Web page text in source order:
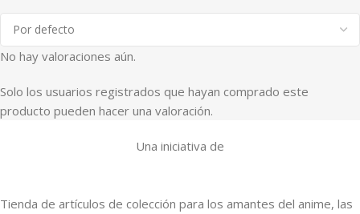
No hay valoraciones aún.
Solo los usuarios registrados que hayan comprado este
producto pueden hacer una valoración.
Una iniciativa de
Tienda de artículos de colección para los amantes del anime, las